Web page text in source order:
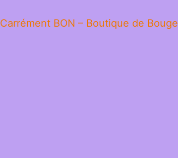
Carrément BON – Boutique de Bouge